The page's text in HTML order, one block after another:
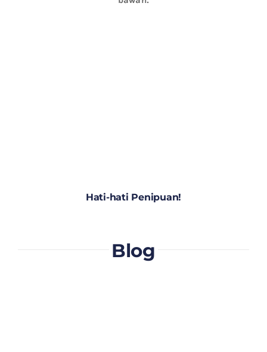
Hati-hati Penipuan!
Blog